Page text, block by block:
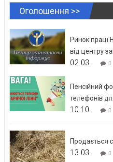
Оголошення >>
Ринок праці
від центру
02.03. 0
Пенсійний
телефонів
10.10. 0
Продається
13.03. 0